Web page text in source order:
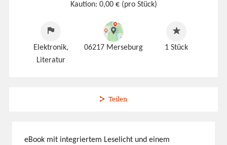
Kaution: 0,00 € (pro Stück)
Elektronik,
Literatur
06217 Merseburg 1 Stück
Teilen
eBook mit integriertem Leselicht und einem